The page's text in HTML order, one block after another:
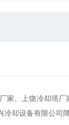
家、上饶冷却塔
却设备有限公司降